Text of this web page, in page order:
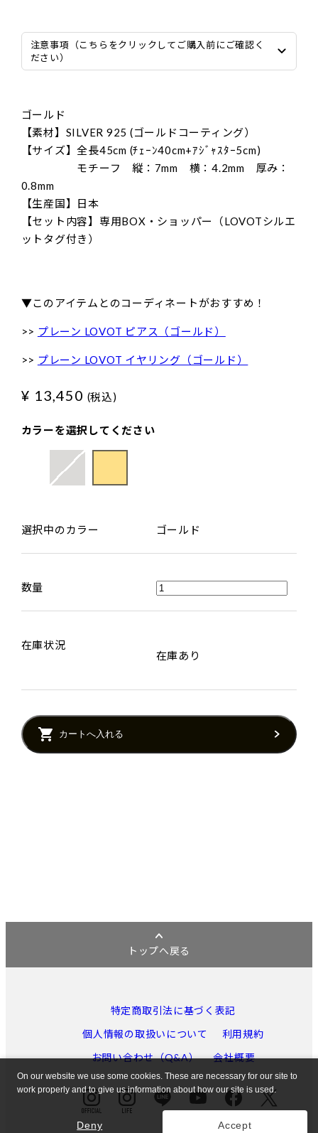
注意事項（こちらをクリックしてご購入前にご確認く
ださい）
ゴールド
【素材】SILVER 925 (ゴールドコーティング）
【サイズ】全長45cm (ﾁｪｰﾝ40cm+ｱｼﾞｬｽﾀｰ5cm)
モチーフ 縦：7mm 横：4.2mm 厚み：
0.8mm
【生産国】日本
【セット内容】専用BOX・ショッパー（LOVOTシルエ
ットタグ付き）
▼このアイテムとのコーディネートがおすすめ！
>> プレーン LOVOT ピアス（ゴールド）
>> プレーン LOVOT イヤリング（ゴールド）
¥ 13,450 (税込)
カラーを選択してください
選択中のカラー ゴールド
数量
在庫状況
在庫あり
カートへ入れる
トップへ戻る
特定商取引法に基づく表記
個人情報の取扱いについて
利用規約
お問い合わせ（Q&A）
会社概要
On our website we use some cookies. These are necessary for our site to
work properly and to give us information about how our site is used.
Deny Accept